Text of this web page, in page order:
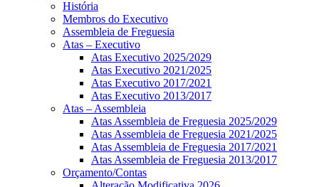
História
Membros do Executivo
Assembleia de Freguesia
Atas – Executivo
Atas Executivo 2025/2029
Atas Executivo 2021/2025
Atas Executivo 2017/2021
Atas Executivo 2013/2017
Atas – Assembleia
Atas Assembleia de Freguesia 2025/2029
Atas Assembleia de Freguesia 2021/2025
Atas Assembleia de Freguesia 2017/2021
Atas Assembleia de Freguesia 2013/2017
Orçamento/Contas